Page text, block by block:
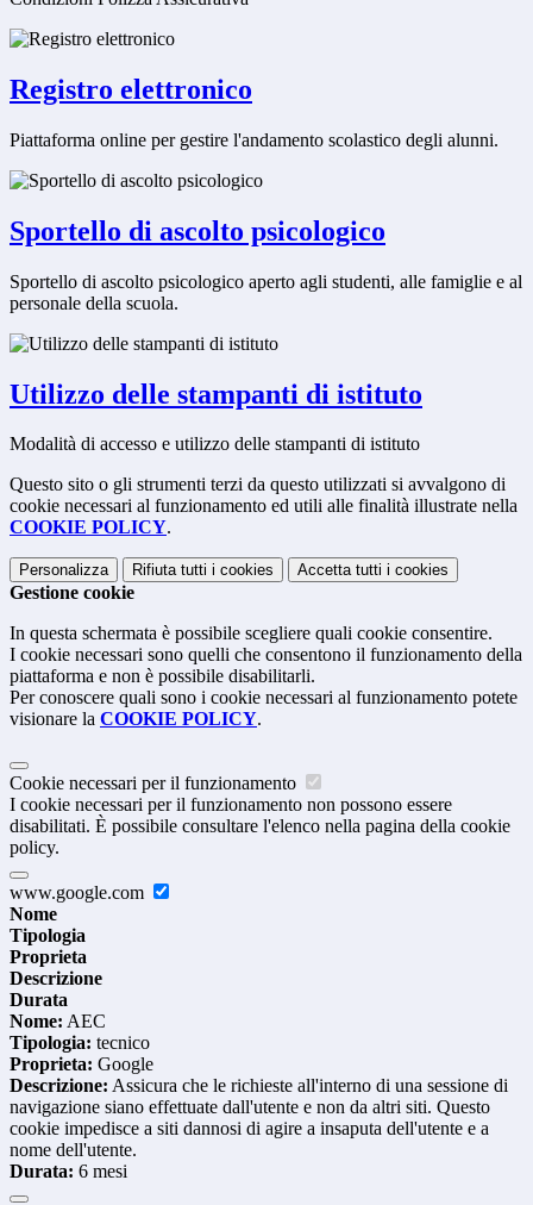
Registro elettronico
Piattaforma online per gestire l'andamento scolastico degli alunni.
Sportello di ascolto psicologico
Sportello di ascolto psicologico aperto agli studenti, alle famiglie e al
personale della scuola.
Utilizzo delle stampanti di istituto
Modalità di accesso e utilizzo delle stampanti di istituto
Questo sito o gli strumenti terzi da questo utilizzati si avvalgono di
cookie necessari al funzionamento ed utili alle finalità illustrate nella
COOKIE POLICY.
Personalizza Rifiuta tutti i cookies Accetta tutti i cookies
Gestione cookie
In questa schermata è possibile scegliere quali cookie consentire.
I cookie necessari sono quelli che consentono il funzionamento della
piattaforma e non è possibile disabilitarli.
Per conoscere quali sono i cookie necessari al funzionamento potete
visionare la COOKIE POLICY.
Cookie necessari per il funzionamento
I cookie necessari per il funzionamento non possono essere
disabilitati. È possibile consultare l'elenco nella pagina della cookie
policy.
www.google.com
Nome
Tipologia
Proprieta
Descrizione
Durata
Nome: AEC
Tipologia: tecnico
Proprieta: Google
Descrizione: Assicura che le richieste all'interno di una sessione di
navigazione siano effettuate dall'utente e non da altri siti. Questo
cookie impedisce a siti dannosi di agire a insaputa dell'utente e a
nome dell'utente.
Durata: 6 mesi